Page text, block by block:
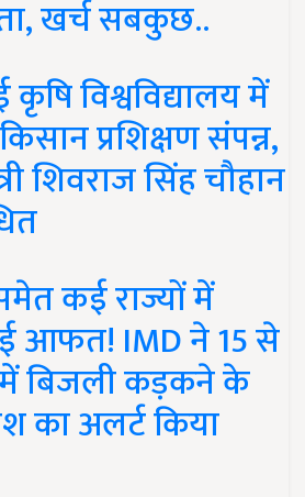
खर्च सबकुछ..
कृषि विश्वविद्यालय में
प्रशिक्षण संपन्न,
शिवराज सिंह चौहान
कई राज्यों में
आफत! IMD ने 15 से
में बिजली कड़कने के
का अलर्ट किया